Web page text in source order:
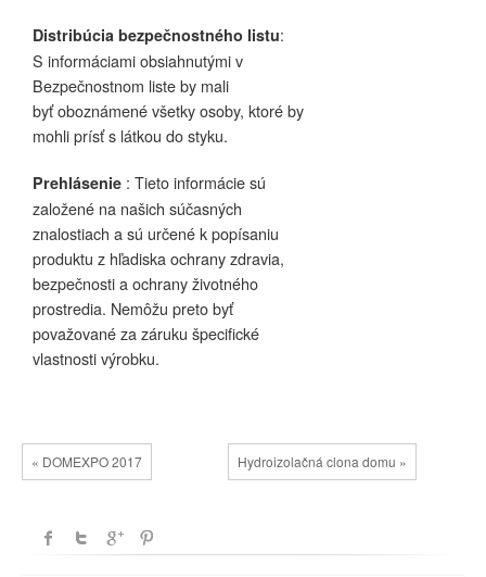
Distribúcia bezpečnostného listu:
S informáciami obsiahnutými v
Bezpečnostnom liste by mali
byť oboznámené všetky osoby, ktoré by
mohli prísť s látkou do styku.
Prehlásenie : Tieto informácie sú
založené na našich súčasných
znalostiach a sú určené k popísaniu
produktu z hľadiska ochrany zdravia,
bezpečnosti a ochrany životného
prostredia. Nemôžu preto byť
považované za záruku špecifické
vlastnosti výrobku.
« DOMEXPO 2017 Hydroizolačná clona domu »